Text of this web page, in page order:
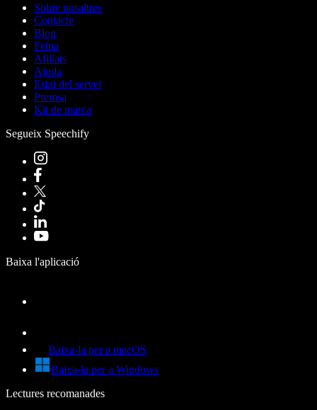
Sobre nosaltres
Contacte
Blog
Feina
Afiliats
Ajuda
Estat del servei
Premsa
Kit de marca
Segueix Speechify
Baixa l'aplicació
Baixa-la per a macOS
Baixa-la per a Windows
Lectures recomanades